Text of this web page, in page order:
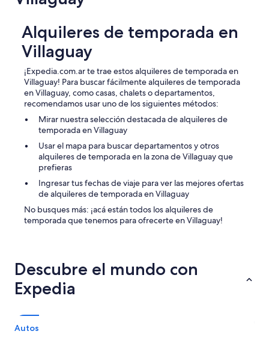
Alquileres de temporada en
Villaguay
¡Expedia.com.ar te trae estos alquileres de temporada en
Villaguay! Para buscar fácilmente alquileres de temporada
en Villaguay, como casas, chalets o departamentos,
recomendamos usar uno de los siguientes métodos:
Mirar nuestra selección destacada de alquileres de
temporada en Villaguay
Usar el mapa para buscar departamentos y otros
alquileres de temporada en la zona de Villaguay que
prefieras
Ingresar tus fechas de viaje para ver las mejores ofertas
de alquileres de temporada en Villaguay
No busques más: ¡acá están todos los alquileres de
temporada que tenemos para ofrecerte en Villaguay!
Descubre el mundo con
Expedia
Autos